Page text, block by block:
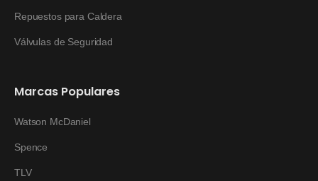
Repuestos para Caldera
Válvulas de Seguridad
Marcas Populares
Watson McDaniel
Spence
TLV